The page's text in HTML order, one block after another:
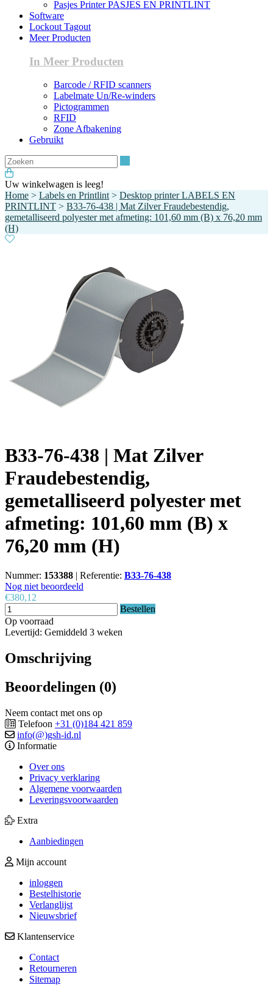
Pasjes Printer PASJES EN PRINTLINT
Software
Lockout Tagout
Meer Producten
In Meer Producten
Barcode / RFID scanners
Labelmate Un/Re-winders
Pictogrammen
RFID
Zone Afbakening
Gebruikt
Uw winkelwagen is leeg!
Home > Labels en Printlint > Desktop printer LABELS EN
PRINTLINT > B33-76-438 | Mat Zilver Fraudebestendig,
gemetalliseerd polyester met afmeting: 101,60 mm (B) x 76,20 mm
(H)
B33-76-438 | Mat Zilver
Fraudebestendig,
gemetalliseerd polyester met
afmeting: 101,60 mm (B) x
76,20 mm (H)
Nummer: 153388 | Referentie: B33-76-438
Nog niet beoordeeld
€380,12
Bestellen
Op voorraad
Levertijd: Gemiddeld 3 weken
Omschrijving
Beoordelingen (0)
Neem contact met ons op
Telefoon +31 (0)184 421 859
info(@)gsh-id.nl
Informatie
Over ons
Privacy verklaring
Algemene voorwaarden
Leveringsvoorwaarden
Extra
Aanbiedingen
Mijn account
inloggen
Bestelhistorie
Verlanglijst
Nieuwsbrief
Klantenservice
Contact
Retourneren
Sitemap